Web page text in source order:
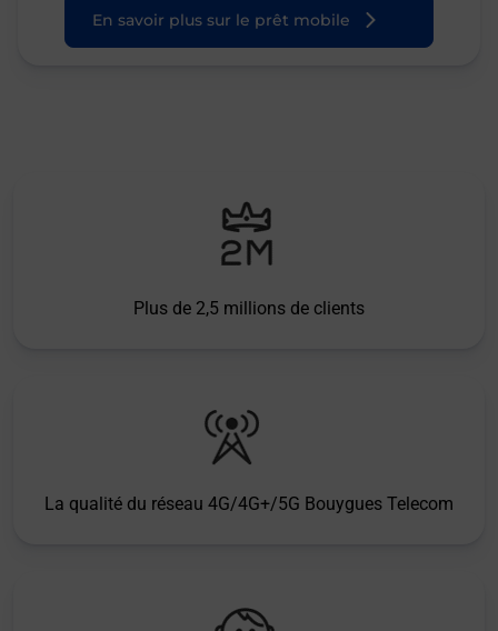
En savoir plus sur le prêt mobile
Plus de 2,5 millions de clients
La qualité du réseau 4G/4G+/5G Bouygues Telecom